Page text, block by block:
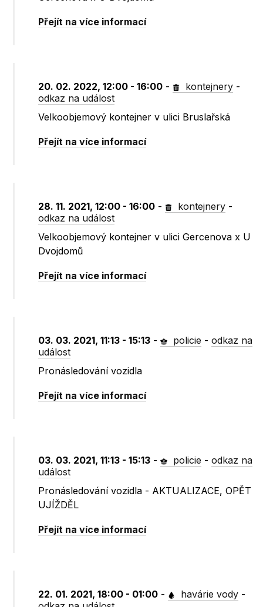
Přejít na více informací
20. 02. 2022, 12:00 - 16:00 - kontejnery -
odkaz na událost
Velkoobjemový kontejner v ulici Bruslařská
Přejít na více informací
28. 11. 2021, 12:00 - 16:00 - kontejnery -
odkaz na událost
Velkoobjemový kontejner v ulici Gercenova x U
Dvojdomů
Přejít na více informací
03. 03. 2021, 11:13 - 15:13 - policie -odkaz na
událost
Pronásledování vozidla
Přejít na více informací
03. 03. 2021, 11:13 - 15:13 - policie -odkaz na
událost
Pronásledování vozidla - AKTUALIZACE, OPĚT
UJÍŽDĚL
Přejít na více informací
22. 01. 2021, 18:00 - 01:00 - havárie vody -